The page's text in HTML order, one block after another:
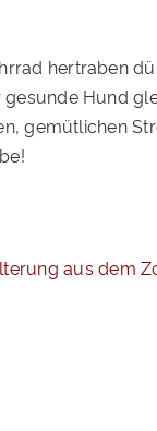
hertraben
Hund
gemütlichen
aus dem